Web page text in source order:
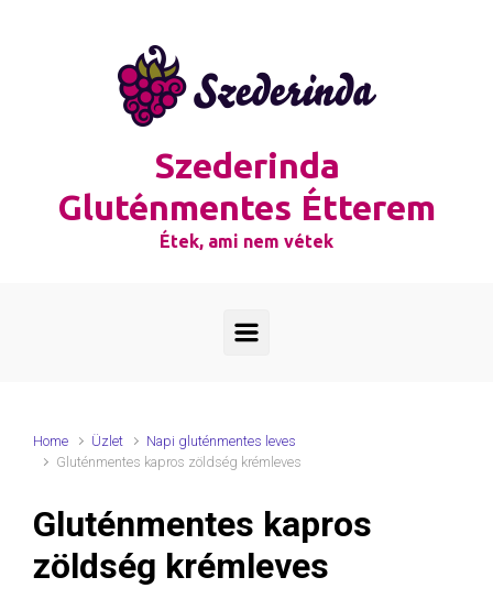
Szederinda
Gluténmentes Étterem
Étek, ami nem vétek
Home Üzlet
Napi gluténmentes leves
Gluténmentes kapros zöldség krémleves
Gluténmentes kapros
zöldség krémleves